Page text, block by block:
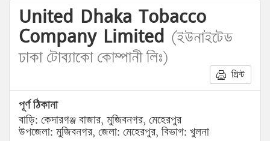
United Dhaka Tobacco
Company Limited (ইউনাইটেড
ঢাকা টোব্যাকো কোম্পানী লিঃ)
প্রিন্ট
পূর্ণ ঠিকানা
বাড়ি: কেদারগঞ্জ বাজার, মুজিবনগর, মেহেরপুর
উপজেলা: মুজিবনগর, জেলা: মেহেরপুর, বিভাগ: খুলনা